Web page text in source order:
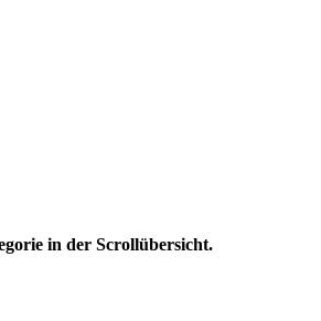
in der Scrollübersicht.